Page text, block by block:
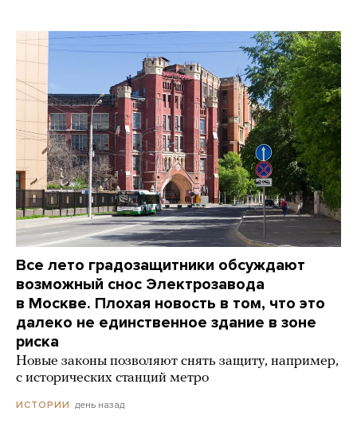
Все лето градозащитники обсуждают
возможный снос Электрозавода
в Москве. Плохая новость в том, что это
далеко не единственное здание в зоне
риска
Новые законы позволяют снять защиту, например,
с исторических станций метро
ИСТОРИИ день назад